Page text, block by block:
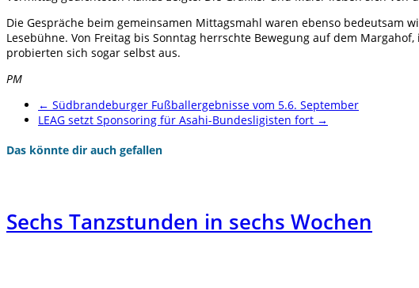
Die Gespräche beim gemeinsamen Mittagsmahl waren ebenso bedeutsam
Lesebühne. Von Freitag bis Sonntag herrschte Bewegung auf dem
probierten sich sogar selbst aus.
PM
← Südbrandeburger Fußballergebnisse vom 5.6. September
LEAG setzt Sponsoring für Asahi-Bundesligisten fort →
Das könnte dir auch gefallen
Sechs Tanzstunden in sechs Wochen